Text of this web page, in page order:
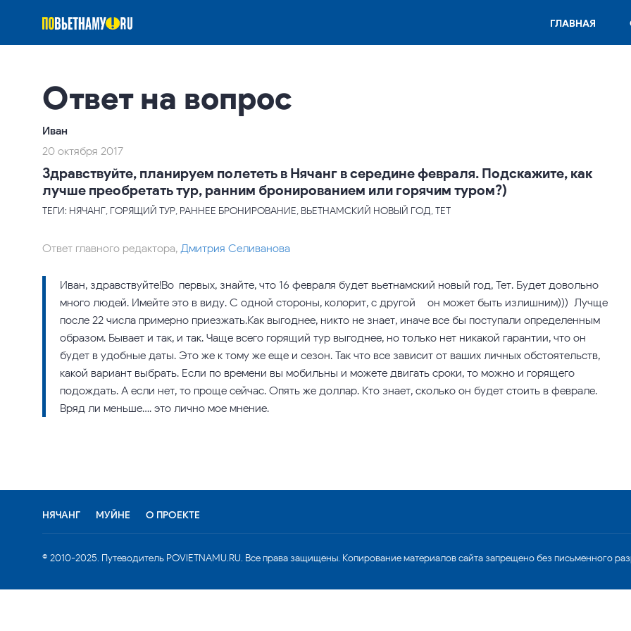
ГЛАВНАЯ
Ответ на вопрос
Иван
20 октября 2017
Здравствуйте, планируем полететь в Нячанг в середине февраля. Подскажите, как
лучше преобретать тур, ранним бронированием или горячим туром?)
ТЕГИ: НЯЧАНГ, ГОРЯЩИЙ ТУР, РАННЕЕ БРОНИРОВАНИЕ, ВЬЕТНАМСКИЙ НОВЫЙ ГОД, ТЕТ
Ответ главного редактора, Дмитрия Селиванова
Иван, здравствуйте!Во-первых, знайте, что 16 февраля будет вьетнамский новый год, Тет. Будет довольно
много людей. Имейте это в виду. С одной стороны, колорит, с другой – он может быть излишним))) Лучще
после 22 числа примерно приезжать.Как выгоднее, никто не знает, иначе все бы поступали определенным
образом. Бывает и так, и так. Чаще всего горящий тур выгоднее, но только нет никакой гарантии, что он
будет в удобные даты. Это же к тому же еще и сезон. Так что все зависит от ваших личных обстоятельств,
какой вариант выбрать. Если по времени вы мобильны и можете двигать сроки, то можно и горящего
подождать. А если нет, то проще сейчас. Опять же доллар. Кто знает, сколько он будет стоить в феврале.
Вряд ли меньше…. это лично мое мнение.
НЯЧАНГ МУЙНЕ О ПРОЕКТЕ
© 2010-2025. Путеводитель POVIETNAMU.RU. Все права защищены. Копирование материалов сайта запрещено без письменного